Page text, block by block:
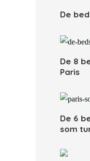
De
De 8
Paris
De 6
som